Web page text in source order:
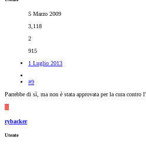
5 Marzo 2009
3,118
2
915
1 Luglio 2013
#9
Parrebbe di sì, ma non è stata approvata per la cura contro
R
rybacker
Utente